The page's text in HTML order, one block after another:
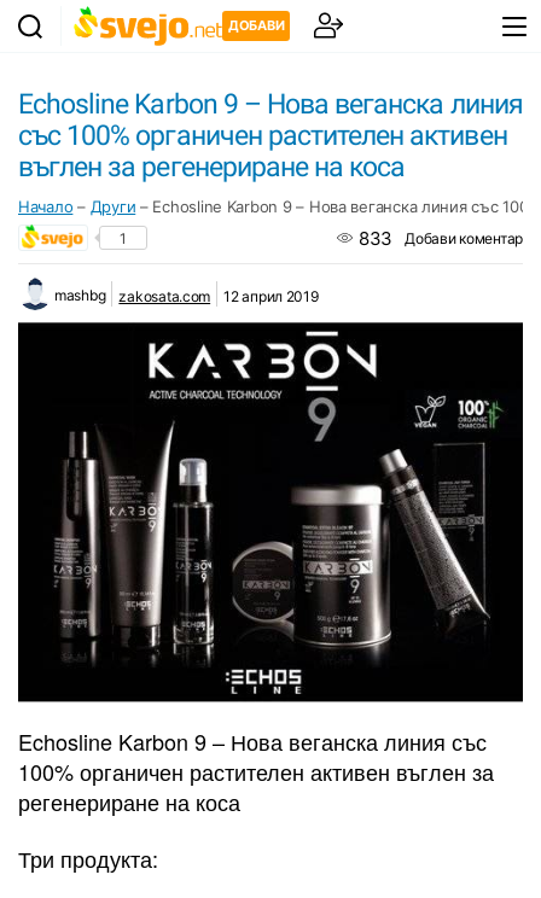
ДОБАВИ
Echosline Karbon 9 – Нова веганска линия
със 100% органичен растителен активен
въглен за регенериране на коса
Начало – Други – Echosline Karbon 9 – Нова веганска линия със
1 833 Добави коментар
mashbg zakosata.com 12 април 2019
Echosline Karbon 9 – Нова веганска линия със
100% органичен растителен активен въглен за
регенериране на коса
Три продукта: